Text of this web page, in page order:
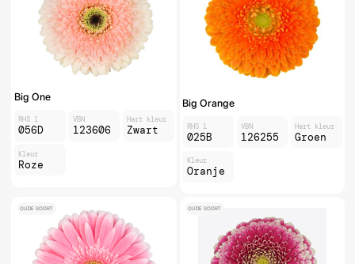
Big One
RHS 1
056D
VBN
123606
Hart kleur
Zwart
Kleur
Roze
Big Orange
RHS 1
025B
VBN
126255
Hart kleur
Groen
Kleur
Oranje
OUDE SOORT OUDE SOORT